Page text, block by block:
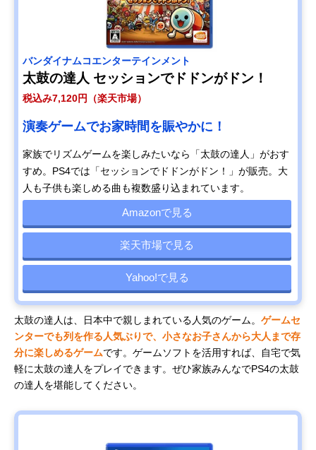
バンダイナムコエンターテインメント
太鼓の達人 セッションでドドンがドン！
税込み7,120円（楽天市場）
演奏ゲームでお家時間を賑やかに！
家族でリズムゲームを楽しみたいなら「太鼓の達人」がおす
すめ。PS4では「セッションでドドンがドン！」が販売。大
人も子供も楽しめる曲も複数盛り込まれています。
Amazonで見る
楽天市場で見る
Yahoo!で見る
太鼓の達人は、日本中で親しまれている人気のゲーム。 ゲームセ
ンターでも列を作る人気ぶりで、小さなお子さんから大人まで存
分に楽しめるゲームです。ゲームソフトを活用すれば、自宅で気
軽に太鼓の達人をプレイできます。ぜひ家族みんなでPS4の太鼓
の達人を堪能してください。